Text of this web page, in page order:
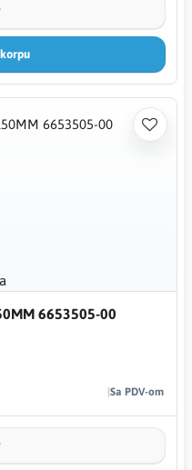
6653505-00
Sa PDV-om